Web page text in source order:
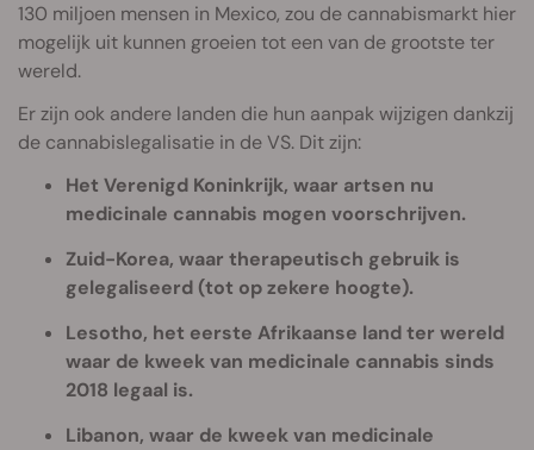
130 miljoen mensen in Mexico, zou de cannabismarkt hier
mogelijk uit kunnen groeien tot een van de grootste ter
wereld.
Er zijn ook andere landen die hun aanpak wijzigen dankzij
de cannabislegalisatie in de VS. Dit zijn:
Het Verenigd Koninkrijk, waar artsen nu
medicinale cannabis mogen voorschrijven.
Zuid-Korea, waar therapeutisch gebruik is
gelegaliseerd (tot op zekere hoogte).
Lesotho, het eerste Afrikaanse land ter wereld
waar de kweek van medicinale cannabis sinds
2018 legaal is.
Libanon, waar de kweek van medicinale